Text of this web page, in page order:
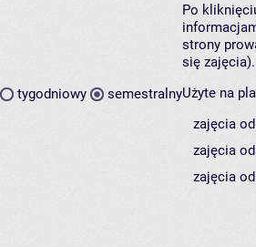
tygodniowy semestralny
Po
strony
się zajęcia).
Użyte na
zajęcia
zajęcia
zajęcia